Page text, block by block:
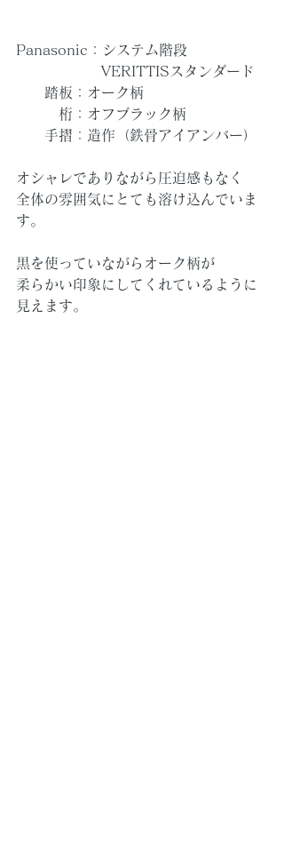
Panasonic：システム階段
VERITTISスタンダード
踏板：オーク柄
桁：オフブラック柄
手摺：造作（鉄骨アイアンバー）
オシャレでありながら圧迫感もなく
全体の雰囲気にとても溶け込んでいま
す。
黒を使っていながらオーク柄が
柔らかい印象にしてくれているように
見えます。